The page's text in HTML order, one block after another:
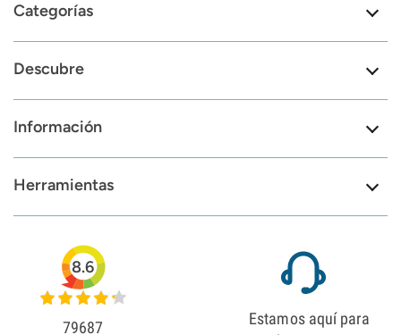
Categorías
Descubre
Información
Herramientas
8.6
79687
Estamos aquí para